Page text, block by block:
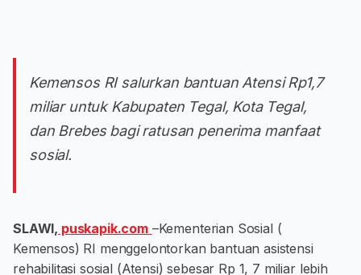
Kemensos RI salurkan bantuan Atensi Rp1,7
miliar untuk Kabupaten Tegal, Kota Tegal,
dan Brebes bagi ratusan penerima manfaat
sosial.
SLAWI, puskapik.com –Kementerian Sosial (
Kemensos) RI menggelontorkan bantuan asistensi
rehabilitasi sosial (Atensi) sebesar Rp 1, 7 miliar lebih